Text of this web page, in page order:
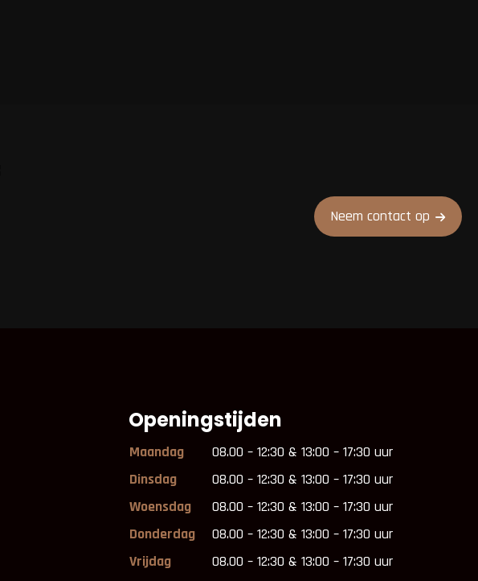
Neem contact op
Openingstijden
Maandag
08.00 – 12:30 & 13:00 – 17:30 uur
Dinsdag
08.00 – 12:30 & 13:00 – 17:30 uur
Woensdag
08.00 – 12:30 & 13:00 – 17:30 uur
Donderdag
08.00 – 12:30 & 13:00 – 17:30 uur
Vrijdag
08.00 – 12:30 & 13:00 – 17:30 uur